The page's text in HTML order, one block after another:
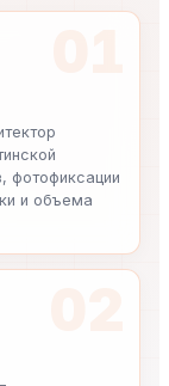
фотофиксации
и объема